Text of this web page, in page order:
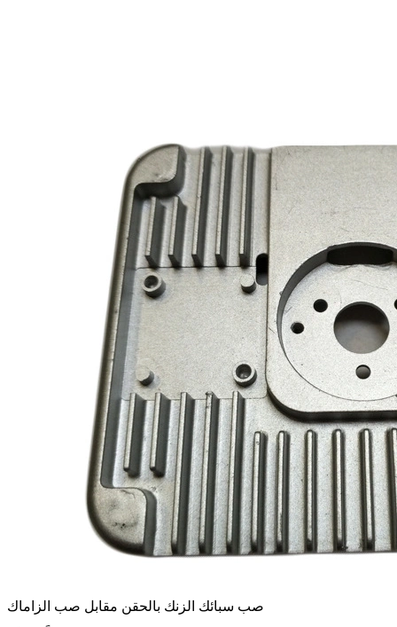
صب سبائك الزنك بالحقن مقابل صب الزاماك